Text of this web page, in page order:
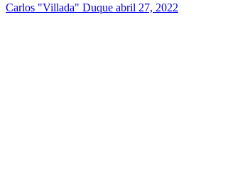
Carlos "Villada" Duque abril 27, 2022